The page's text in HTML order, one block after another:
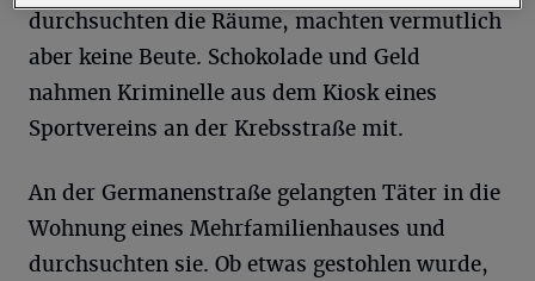
durchsuchten die Räume, machten vermutlich
aber keine Beute. Schokolade und Geld
nahmen Kriminelle aus dem Kiosk eines
Sportvereins an der Krebsstraße mit.
An der Germanenstraße gelangten Täter in die
Wohnung eines Mehrfamilienhauses und
durchsuchten sie. Ob etwas gestohlen wurde,